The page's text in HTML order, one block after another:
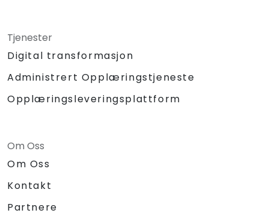
Tjenester
Digital transformasjon
Administrert Opplæringstjeneste
Opplæringsleveringsplattform
Om Oss
Om Oss
Kontakt
Partnere